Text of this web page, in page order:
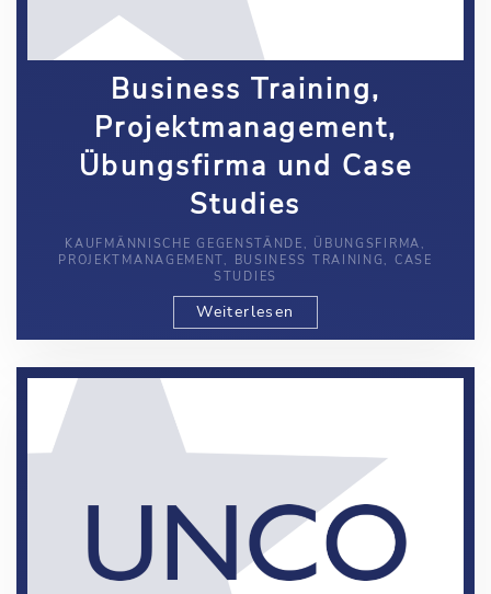
Business Training,
Projektmanagement,
Übungsfirma und Case
Studies
KAUFMÄNNISCHE GEGENSTÄNDE, ÜBUNGSFIRMA,
PROJEKTMANAGEMENT, BUSINESS TRAINING, CASE
STUDIES
Weiterlesen